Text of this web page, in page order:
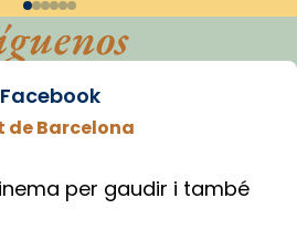
Facebook
Barcelona
per gaudir i també